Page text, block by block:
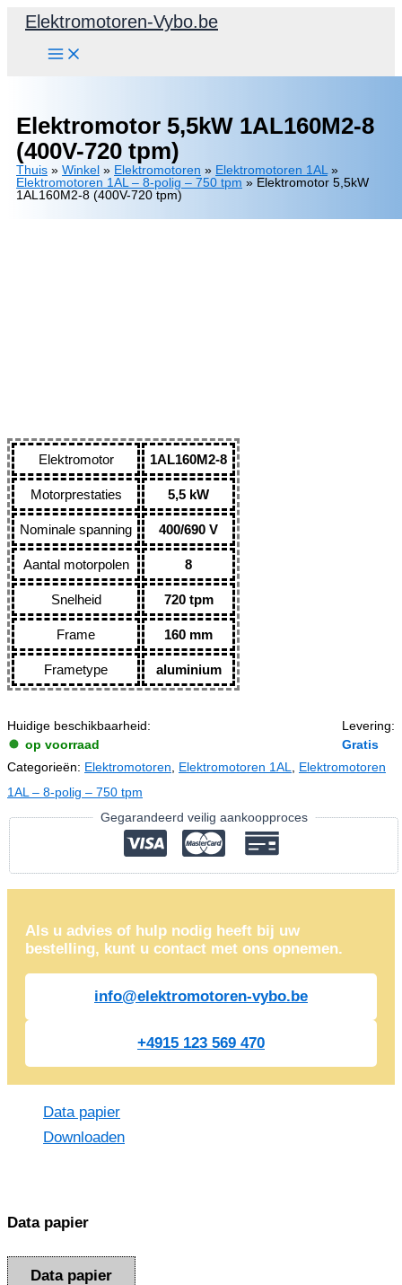
Spring
Elektromotoren-Vybo.be
Elektromotor 5,5kW 1AL160M2-8
(400V-720 tpm)
Thuis » Winkel » Elektromotoren » Elektromotoren 1AL »
Elektromotoren 1AL – 8-polig – 750 tpm » Elektromotor 5,5kW
1AL160M2-8 (400V-720 tpm)
Elektromotor 1AL160M2-8
Motorprestaties 5,5 kW
Nominale spanning 400/690 V
Aantal motorpolen 8
Snelheid 720 tpm
Frame 160 mm
Frametype aluminium
Huidige beschikbaarheid:
op voorraad
Levering:
Gratis
Categorieën: Elektromotoren Elektromotoren 1AL
Elektromotoren
1AL – 8-polig – 750 tpm
Gegarandeerd veilig aankoopproces
Als u advies of hulp nodig heeft bij uw
bestelling, kunt u contact met ons opnemen.
info@elektromotoren-vybo.be
+4915 123 569 470
Data papier
Downloaden
Data papier
Data papier